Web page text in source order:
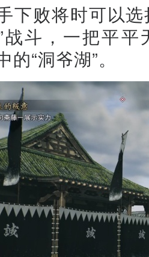
下败将时可以
战斗，一把平
的“洞爷湖”。